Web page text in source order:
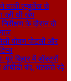
वाली एम्बुलेंस से
रही थी खेप
के दौरान दो
पोषण पोटली और
बिहार में डॉक्टरों
ओपीडी बंद, भटकते रहे